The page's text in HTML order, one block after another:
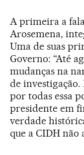
A primeira a
Arosemena,
Uma de suas
Governo: “Até
mudanças na
de
por todas essa
presidente em
verdade
que a CIDH não